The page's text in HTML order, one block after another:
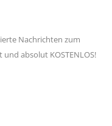
Nachrichten zum
absolut KOSTENLOS!